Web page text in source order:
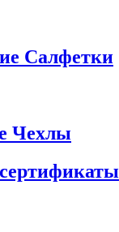
Салфетки
Чехлы